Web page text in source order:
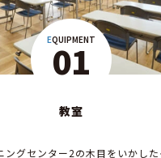
EQUIPMENT
01
教室
ングセンター2の木目をいかした